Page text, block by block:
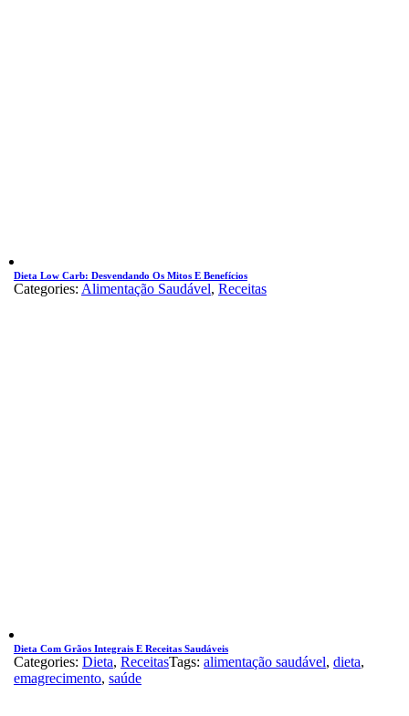
Dieta Low Carb: Desvendando Os Mitos E Benefícios
Categories: Alimentação Saudável, Receitas
Dieta Com Grãos Integrais E Receitas Saudáveis
Categories: Dieta, ReceitasTags: alimentação saudável, dieta,
emagrecimento, saúde